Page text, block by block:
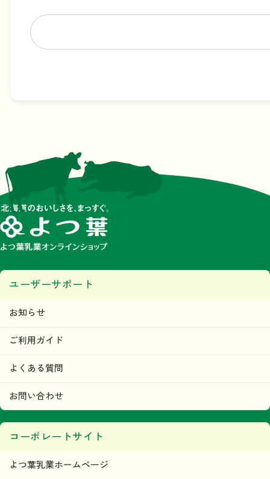
ユーザーサポート
お知らせ
ご利用ガイド
よくある質問
お問い合わせ
コーポレートサイト
よつ葉乳業ホームページ